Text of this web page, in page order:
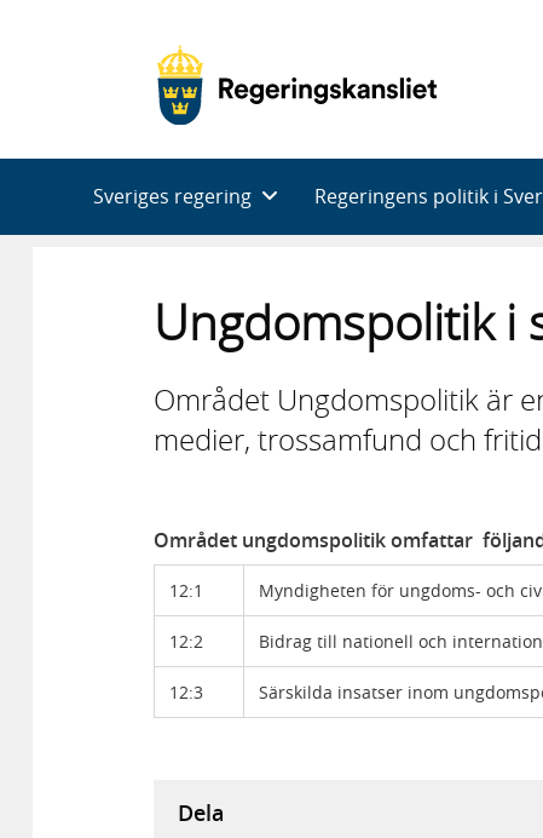
Sveriges regering Regeringens politik i
Ungdomspolitik i
Området Ungdomspolitik är
medier, trossamfund och
Området ungdomspolitik omfattar
12:1 Myndigheten för ungdoms- och
12:2 Bidrag till nationell och
12:3 Särskilda insatser inom
Dela